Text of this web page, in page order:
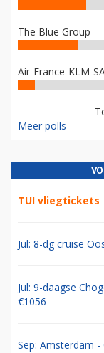
The Blue Group
Air-France-KLM-
Meer polls
TUI vliegtickets
Jul: 8-dg cruise
Jul: 9-daagse
€1056
Sep: Amsterdam -